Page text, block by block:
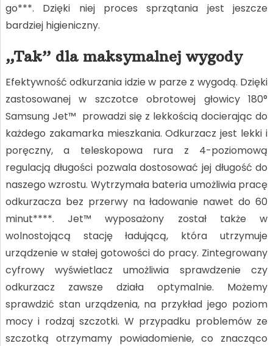
go***. Dzięki niej proces sprzątania jest jeszcze
bardziej higieniczny.
„Tak” dla maksymalnej wygody
Efektywność odkurzania idzie w parze z wygodą. Dzięki
zastosowanej w szczotce obrotowej głowicy 180°
Samsung Jet™ prowadzi się z lekkością docierając do
każdego zakamarka mieszkania. Odkurzacz jest lekki i
poręczny, a teleskopowa rura z 4-poziomową
regulacją długości pozwala dostosować jej długość do
naszego wzrostu. Wytrzymała bateria umożliwia pracę
odkurzacza bez przerwy na ładowanie nawet do 60
minut****. Jet™ wyposażony został także w
wolnostojącą stację ładującą, która utrzymuje
urządzenie w stałej gotowości do pracy. Zintegrowany
cyfrowy wyświetlacz umożliwia sprawdzenie czy
odkurzacz zawsze działa optymalnie. Możemy
sprawdzić stan urządzenia, na przykład jego poziom
mocy i rodzaj szczotki. W przypadku problemów ze
szczotką otrzymamy powiadomienie, co znacząco